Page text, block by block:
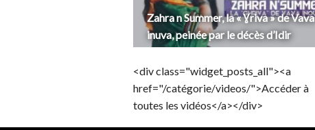
Zahra n Summer, la « Ɣriva » de Vava
inuva, peinée par le décès d’Idir
<div class="widget_posts_all"><a
href="/catégorie/videos/">Accéder à
toutes les vidéos</a></div>